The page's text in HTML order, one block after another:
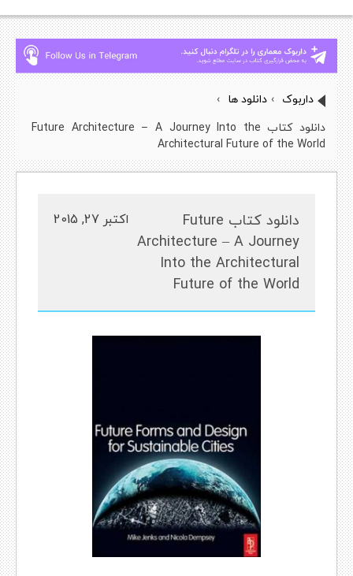
داربوک › دانلود ها ›
دانلود کتاب Future Architecture – A Journey Into the
Architectural Future of the World
دانلود کتاب Future
Architecture – A Journey
Into the Architectural
Future of the World
اکتبر 27, 2015